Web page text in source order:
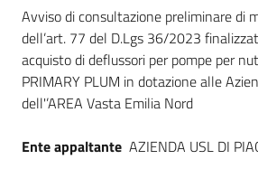
Seguici
su
Dati del bando
Avviso di consultazione preliminare di
dell’art. 77 del D.Lgs 36/2023
acquisto di deflussori per pompe per
PRIMARY PLUM in dotazione alle
dell'’AREA Vasta Emilia Nord
Ente appaltante AZIENDA USL DI